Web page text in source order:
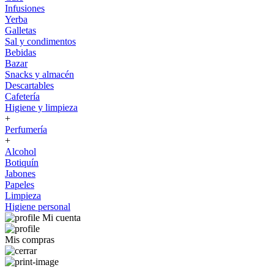
Infusiones
Yerba
Galletas
Sal y condimentos
Bebidas
Bazar
Snacks y almacén
Descartables
Cafetería
Higiene y limpieza
+
Perfumería
+
Alcohol
Botiquín
Jabones
Papeles
Limpieza
Higiene personal
Mi cuenta
Mis compras